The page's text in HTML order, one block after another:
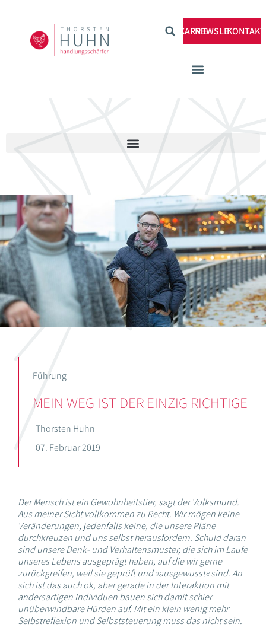
KARRIERE
NEWSLETTER
KONTAKT
Führung
MEIN WEG IST DER EINZIG RICHTIGE
Thorsten Huhn
07. Februar 2019
Der Mensch ist ein Gewohnheitstier, sagt der Volksmund.
Aus meiner Sicht vollkommen zu Recht. Wir mögen keine
Veränderungen, jedenfalls keine, die unsere Pläne
durchkreuzen und uns selbst herausfordern. Schuld daran
sind unsere Denk- und Verhaltensmuster, die sich im Laufe
unseres Lebens ausgeprägt haben, auf die wir gerne
zurückgreifen, weil sie geprüft und »ausgewusst« sind. An
sich ist das auch ok, aber gerade in der Interaktion mit
andersartigen Individuen bauen sich damit schier
unüberwindbare Hürden auf. Mit ein klein wenig mehr
Selbstreflexion und Selbststeuerung muss das nicht sein.